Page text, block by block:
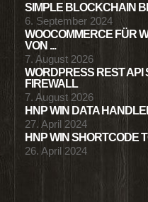
SIMPLE BLOCKCHAIN
6. September 2024
WOOCOMMERCE FÜR
VON ...
7. August 2026
WORDPRESS REST API
FIREWALL
7. August 2026
HNP WIN DATA
27. April 2024
HNP WIN SHORTCODE
26. April 2024